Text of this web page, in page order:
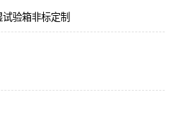
验箱非标定制